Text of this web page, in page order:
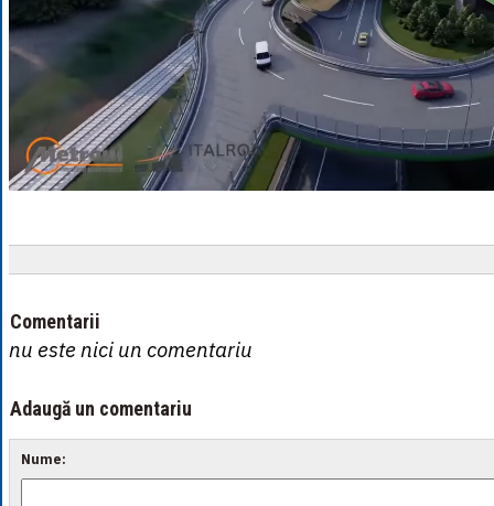
Comentarii
nu este nici un comentariu
Adaugă un comentariu
Nume: